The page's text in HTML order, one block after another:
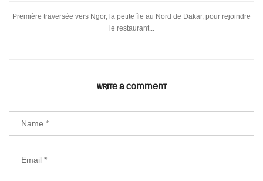
Première traversée vers Ngor, la petite île au Nord de Dakar, pour rejoindre
le restaurant...
WRITE A COMMENT